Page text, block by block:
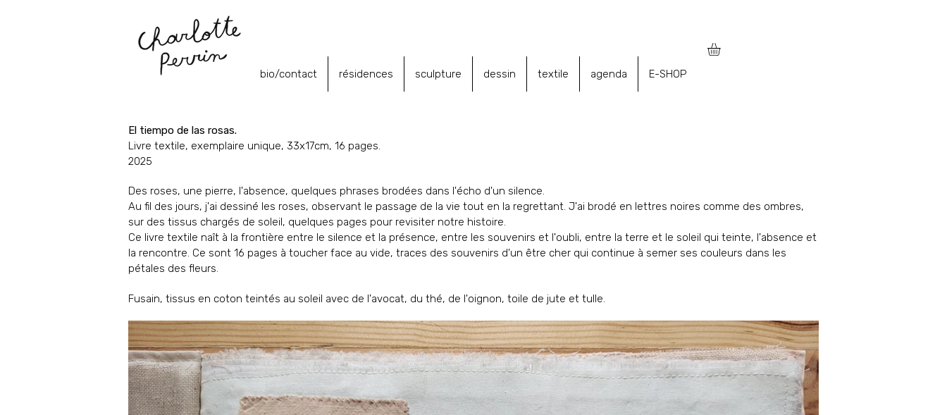
bio/contact résidences sculpture dessin textile agenda E-SHOP
Des roses, une pierre, l'absence, quelques phrases brodées dans l'écho d'un silence.
Au fil des jours, j'ai dessiné les roses, observant le passage de la vie tout en la regrettant. J'ai brodé en lettres noires comme des ombres,
sur des tissus chargés de soleil, quelques pages pour revisiter notre histoire.
Ce livre textile naît à la frontière entre le silence et la présence, entre les souvenirs et l'oubli, entre la terre et le soleil qui teinte, l'absence et
la rencontre. Ce sont 16 pages à toucher face au vide, traces des souvenirs d'un être cher qui continue à semer ses couleurs dans les
pétales des fleurs.
Fusain, tissus en coton teintés au soleil avec de l'avocat, du thé, de l'oignon, toile de jute et tulle.
El tiempo de las rosas.
Livre textile, exemplaire unique, 33x17cm, 16 pages.
2025